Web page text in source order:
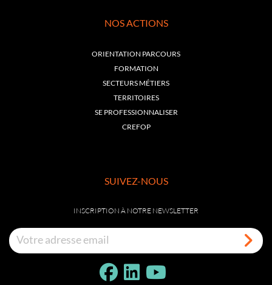
NOS ACTIONS
ORIENTATION PARCOURS
FORMATION
SECTEURS MÉTIERS
TERRITOIRES
SE PROFESSIONNALISER
CREFOP
SUIVEZ-NOUS
INSCRIPTION À NOTRE NEWSLETTER